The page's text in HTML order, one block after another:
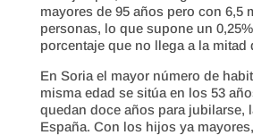
mayores de 95 años pero con 6,5
personas, lo que supone un
porcentaje que no llega a la mitad
En Soria el mayor número de
misma edad se sitúa en los 53
quedan doce años para jubilarse,
España. Con los hijos ya